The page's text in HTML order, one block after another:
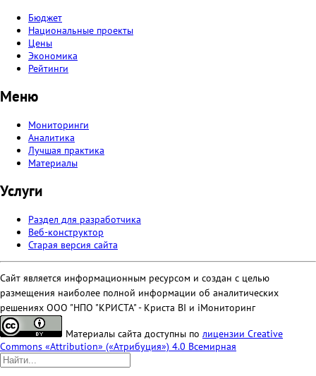
Бюджет
Национальные проекты
Цены
Экономика
Рейтинги
Меню
Мониторинги
Аналитика
Лучшая практика
Материалы
Услуги
Раздел для разработчика
Веб-конструктор
Старая версия сайта
Сайт является информационным ресурсом и создан с целью
размещения наиболее полной информации об аналитических
решениях ООО "НПО "КРИСТА" - Криста BI и iМониторинг
Материалы сайта доступны по лицензии Creative
Commons «Attribution» («Атрибуция») 4.0 Всемирная